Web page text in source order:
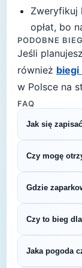
Zweryfikuj
opłat, bo
PODOBNE
Jeśli
również biegi
w Polsce na
FAQ
Jak się
przejść do
Czy mogę
regulamin
Gdzie
— szczegóły
stronie
Czy to bieg
biegowe. To
Jaka pogoda